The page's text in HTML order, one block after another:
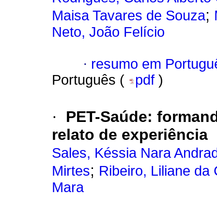
Maisa Tavares de Souza;
Neto, João Felício
· resumo em
Português (
pdf )
· PET-Saúde:
relato de experiência
Sales, Késsia Nara
Mirtes; Ribeiro, Liliane da
Mara